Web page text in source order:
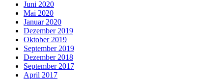
Juni 2020
Mai 2020
Januar 2020
Dezember 2019
Oktober 2019
September 2019
Dezember 2018
September 2017
April 2017